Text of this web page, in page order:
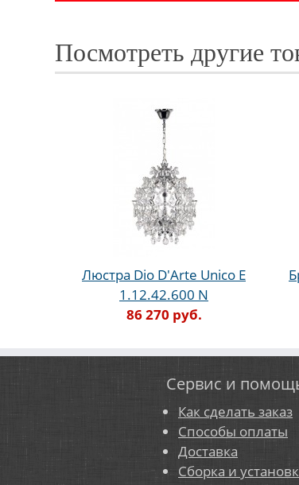
Посмотреть другие
Люстра Dio D'Arte Unico E
1.12.42.600 N
86 270 руб.
Сервис и
Как сделать заказ
Способы оплаты
Доставка
Сборка и